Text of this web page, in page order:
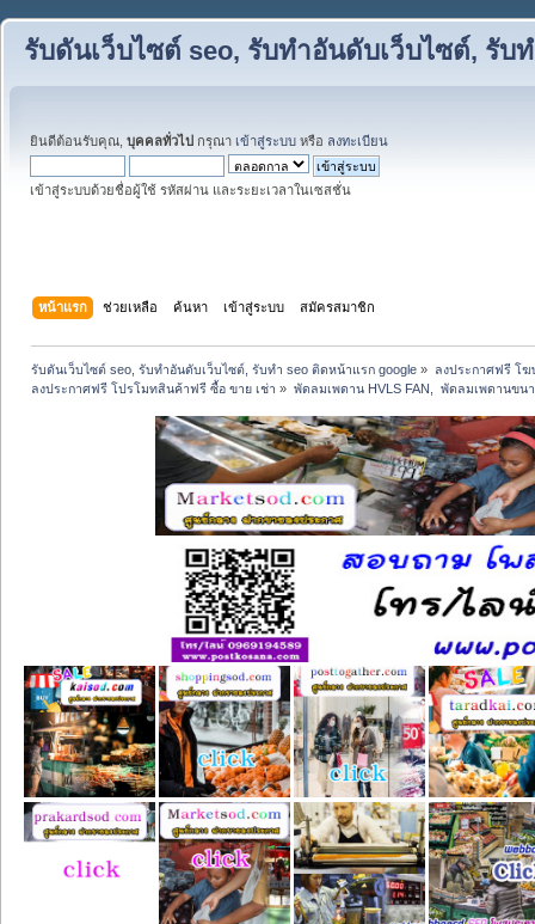
รับดันเว็บไซต์ seo, รับทำอันดับเว็บไซต์, รับ
ยินดีต้อนรับคุณ, บุคคลทั่วไป กรุณา เข้าสู่ระบบ หรือ ลงทะเบียน
เข้าสู่ระบบด้วยชื่อผู้ใช้ รหัสผ่าน และระยะเวลาในเซสชั่น
หน้าแรก ช่วยเหลือ ค้นหา เข้าสู่ระบบ สมัครสมาชิก
รับดันเว็บไซต์ seo, รับทำอันดับเว็บไซต์, รับทำ seo ติดหน้าแรก google » ลงประกาศฟรี โ
ลงประกาศฟรี โปรโมทสินค้าฟรี ซื้อ ขาย เช่า » พัดลมเพดาน HVLS FAN,  พัดลมเพดานขน